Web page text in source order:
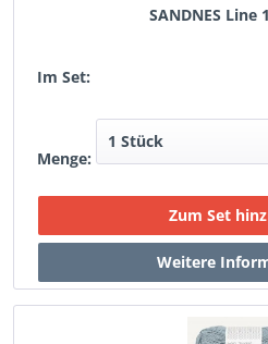
SANDNES Line
Im Set:
Menge: